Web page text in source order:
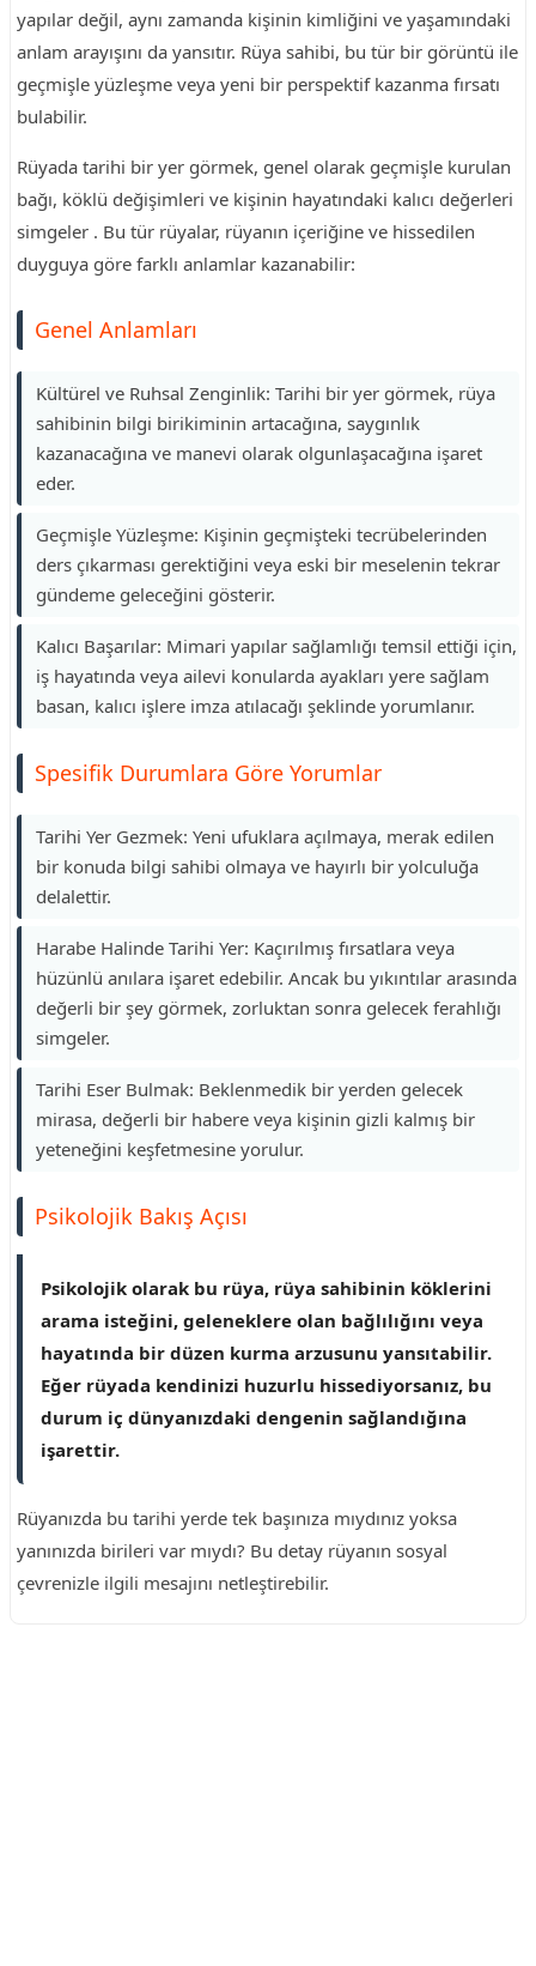
yapılar değil, aynı zamanda kişinin kimliğini ve yaşamındaki
anlam arayışını da yansıtır. Rüya sahibi, bu tür bir görüntü ile
geçmişle yüzleşme veya yeni bir perspektif kazanma fırsatı
bulabilir.
Rüyada tarihi bir yer görmek, genel olarak geçmişle kurulan
bağı, köklü değişimleri ve kişinin hayatındaki kalıcı değerleri
simgeler . Bu tür rüyalar, rüyanın içeriğine ve hissedilen
duyguya göre farklı anlamlar kazanabilir:
Genel Anlamları
Kültürel ve Ruhsal Zenginlik: Tarihi bir yer görmek, rüya
sahibinin bilgi birikiminin artacağına, saygınlık
kazanacağına ve manevi olarak olgunlaşacağına işaret
eder.
Geçmişle Yüzleşme: Kişinin geçmişteki tecrübelerinden
ders çıkarması gerektiğini veya eski bir meselenin tekrar
gündeme geleceğini gösterir.
Kalıcı Başarılar: Mimari yapılar sağlamlığı temsil ettiği için,
iş hayatında veya ailevi konularda ayakları yere sağlam
basan, kalıcı işlere imza atılacağı şeklinde yorumlanır.
Spesifik Durumlara Göre Yorumlar
Tarihi Yer Gezmek: Yeni ufuklara açılmaya, merak edilen
bir konuda bilgi sahibi olmaya ve hayırlı bir yolculuğa
delalettir.
Harabe Halinde Tarihi Yer: Kaçırılmış fırsatlara veya
hüzünlü anılara işaret edebilir. Ancak bu yıkıntılar arasında
değerli bir şey görmek, zorluktan sonra gelecek ferahlığı
simgeler.
Tarihi Eser Bulmak: Beklenmedik bir yerden gelecek
mirasa, değerli bir habere veya kişinin gizli kalmış bir
yeteneğini keşfetmesine yorulur.
Psikolojik Bakış Açısı
Psikolojik olarak bu rüya, rüya sahibinin köklerini
arama isteğini, geleneklere olan bağlılığını veya
hayatında bir düzen kurma arzusunu yansıtabilir.
Eğer rüyada kendinizi huzurlu hissediyorsanız, bu
durum iç dünyanızdaki dengenin sağlandığına
işarettir.
Rüyanızda bu tarihi yerde tek başınıza mıydınız yoksa
yanınızda birileri var mıydı? Bu detay rüyanın sosyal
çevrenizle ilgili mesajını netleştirebilir.